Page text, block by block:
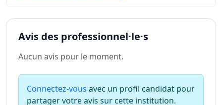
Avis des professionnel·le·s
Aucun avis pour le moment.
Connectez-vous avec un profil candidat pour
partager votre avis sur cette institution.